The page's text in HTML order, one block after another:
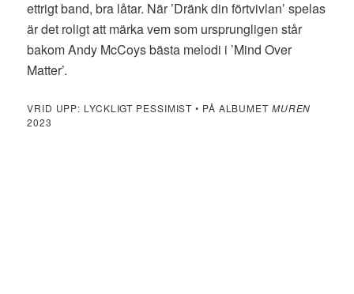
ettrigt band, bra låtar. När ’Dränk din förtvivlan’ spelas
är det roligt att märka vem som ursprungligen står
bakom Andy McCoys bästa melodi i ’Mind Over
Matter’.
VRID UPP: LYCKLIGT PESSIMIST • PÅ ALBUMET MUREN
2023